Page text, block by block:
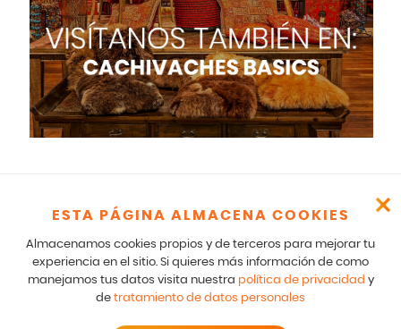
ESTA PÁGINA ALMACENA COOKIES
Almacenamos cookies propios y de terceros para mejorar tu
experiencia en el sitio. Si quieres más información de como
manejamos tus datos visita nuestra política de privacidad y
de tratamiento de datos personales
comunicados@cachivaches.com
Para comunicados legales y notificaciones formales favor escribir
a: team@cachivaches.com